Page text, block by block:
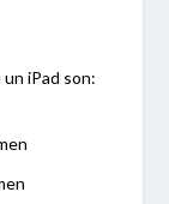
iPad son: